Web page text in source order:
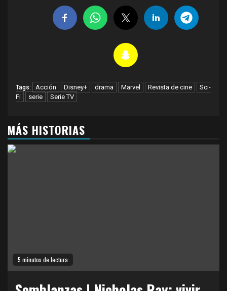
Tags: Acción Disney+ drama Marvel Revista de cine
Sci-
Fi
serie Serie TV
MÁS HISTORIAS
5 minutos de lectura